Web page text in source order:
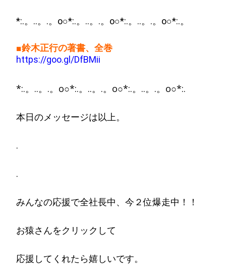
*:.。..。.。o○*:.。..。.。o○*:.。..。.。o○*:.。
■鈴木正行の著書、全巻
https://goo.gl/DfBMii
*:.。..。.。o○*:.。..。.。o○*:.。..。.。o○*:.
本日のメッセージは以上。
.
.
みんなの応援で全社長中、今２位爆走中！！
お猿さんをクリックして
応援してくれたら嬉しいです。